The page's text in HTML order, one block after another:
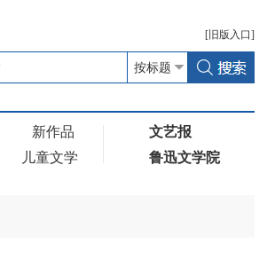
[ 旧版 入口]
新作品
儿童文学
文艺报
鲁迅文学院